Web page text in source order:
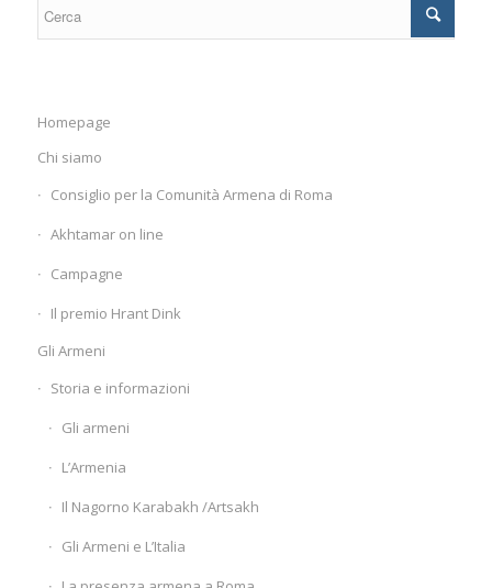
Homepage
Chi siamo
Consiglio per la Comunità Armena di Roma
Akhtamar on line
Campagne
Il premio Hrant Dink
Gli Armeni
Storia e informazioni
Gli armeni
L’Armenia
Il Nagorno Karabakh /Artsakh
Gli Armeni e L’Italia